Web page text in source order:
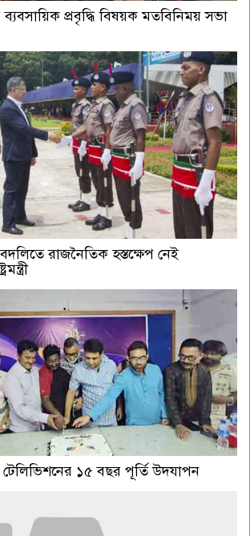
প্রবৃদ্ধি বিষয়ক মতবিনিময় সভা
রাজনৈতিক হস্তক্ষেপ নেই
টেলিভিশনের ১৫ বছর পূর্তি উদযাপন